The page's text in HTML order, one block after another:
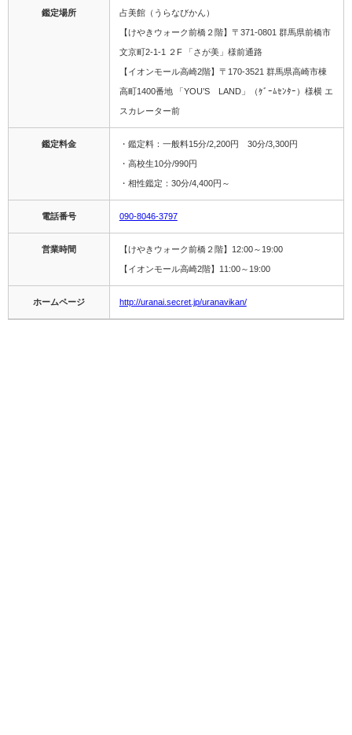
鑑定場所 占美館（うらなびかん）
【けやきウォーク前橋２階】〒371-0801 群馬県前橋市
文京町2-1-1 ２F 「さが美」様前通路
【イオンモール高崎2階】〒170-3521 群馬県高崎市棟
高町1400番地 「YOU’S LAND」（ｹﾞｰﾑｾﾝﾀｰ）様横 エ
スカレーター前
鑑定料金 ・鑑定料：一般料15分/2,200円 30分/3,300円
・高校生10分/990円
・相性鑑定：30分/4,400円～
電話番号 090-8046-3797
営業時間 【けやきウォーク前橋２階】12:00～19:00
【イオンモール高崎2階】11:00～19:00
ホームページ http://uranai.secret.jp/uranavikan/